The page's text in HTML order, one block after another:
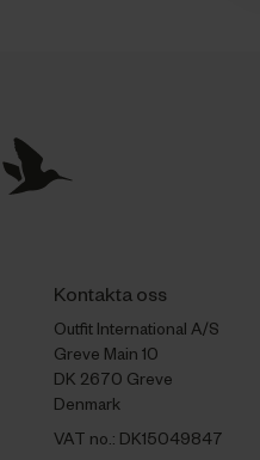
Kontakta oss
Outfit International A/S
Greve Main 10
DK 2670 Greve
Denmark
VAT no.: DK15049847